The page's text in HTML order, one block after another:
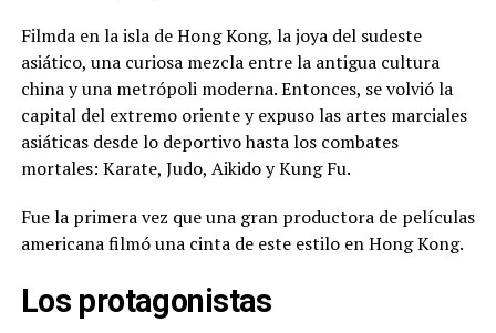
Filmda en la isla de Hong Kong, la joya del sudeste
asiático, una curiosa mezcla entre la antigua cultura
china y una metrópoli moderna. Entonces, se volvió la
capital del extremo oriente y expuso las artes marciales
asiáticas desde lo deportivo hasta los combates
mortales: Karate, Judo, Aikido y Kung Fu.
Fue la primera vez que una gran productora de películas
americana filmó una cinta de este estilo en Hong Kong.
Los protagonistas